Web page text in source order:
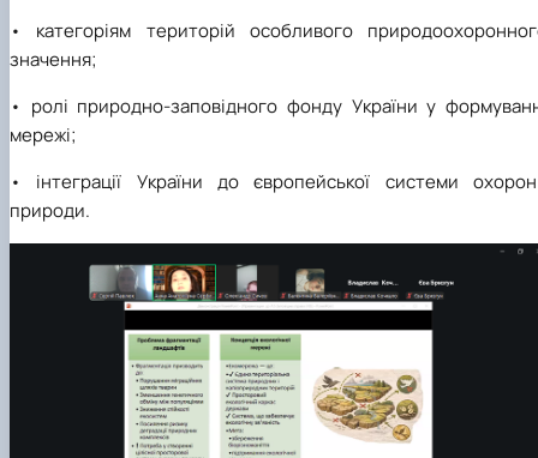
• категоріям територій особливого
значення;
• ролі природно-заповідного фонду України у
мережі;
• інтеграції України до європейської системи
природи.